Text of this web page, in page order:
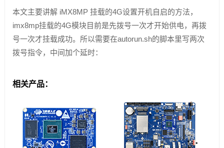
本文主要讲解 iMX8MP 挂载的4G设置开机自启的方法，
imx8mp挂载的4G模块目前是先拨号一次才开始供电，再拨
号一次才挂载成功。所以需要在autorun.sh的脚本里写两次
拨号指令，中间加个延时：
相关产品：